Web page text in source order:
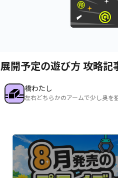
展開予定の遊び方 攻略記
橋わたし
左右どちらかのアームで少し奥を